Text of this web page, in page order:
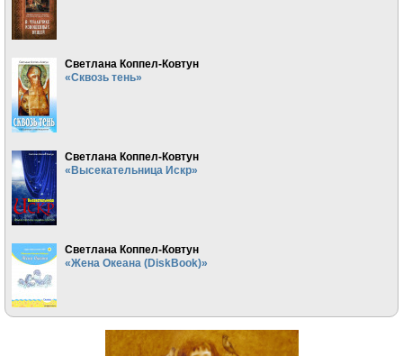
Светлана Коппел-Ковтун
«Сквозь тень»
Светлана Коппел-Ковтун
«Высекательница Искр»
Светлана Коппел-Ковтун
«Жена Океана (DiskBook)»